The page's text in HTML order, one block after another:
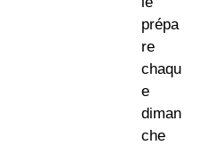
prépa
re
chaqu
e
diman
che